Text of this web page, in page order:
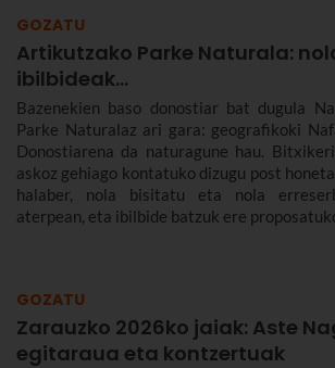
GOZATU
Artikutzako Parke Naturala:
ibilbideak...
Bazenekien baso donostiar bat dugula
Parke Naturalaz ari gara: geografikoki
Donostiarena da naturagune hau.
askoz gehiago kontatuko dizugu post
halaber, nola bisitatu eta nola
aterpean, eta ibilbide batzuk ere
GOZATU
Zarauzko 2026ko jaiak: Aste
egitaraua eta kontzertuak